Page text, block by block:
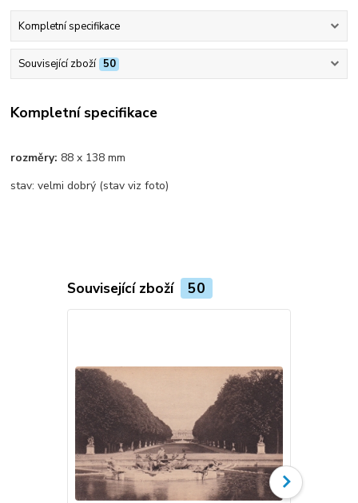
Kompletní specifikace
Související zboží 50
Kompletní specifikace
rozměry: 88 x 138 mm
stav: velmi dobrý (stav viz foto)
Související zboží 50